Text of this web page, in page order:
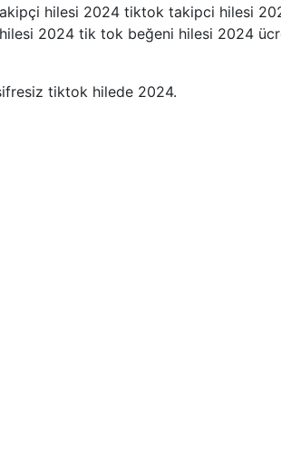
hilesi 2024 tiktok takipci hilesi
2024 tik tok beğeni hilesi 2024
tiktok hilede 2024.